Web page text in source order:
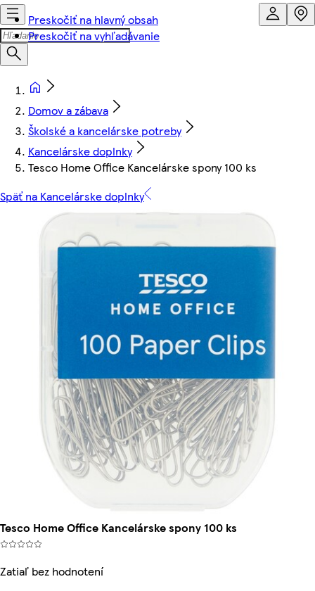
Preskočiť na hlavný obsah
Preskočiť na vyhľadávanie
Domov a zábava
Školské a kancelárske potreby
Kancelárske doplnky
Tesco Home Office Kancelárske spony 100 ks
Späť na Kancelárske doplnky
Tesco Home Office Kancelárske spony 100 ks
Zatiaľ bez hodnotení